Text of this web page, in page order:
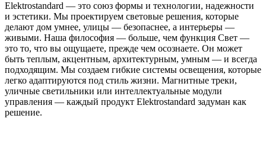
Elektrostandard — это союз формы и технологии, надежности
и эстетики. Мы проектируем световые решения, которые
делают дом умнее, улицы — безопаснее, а интерьеры —
живыми. Наша философия — больше, чем функция Свет —
это то, что вы ощущаете, прежде чем осознаете. Он может
быть теплым, акцентным, архитектурным, умным — и всегда
подходящим. Мы создаем гибкие системы освещения, которые
легко адаптируются под стиль жизни. Магнитные треки,
уличные светильники или интеллектуальные модули
управления — каждый продукт Elektrostandard задуман как
решение.